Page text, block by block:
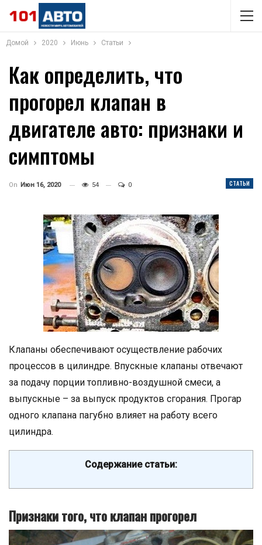
Домой 2020 Июнь Статьи
Как определить, что
прогорел клапан в
двигателе авто: признаки и
симптомы
СТАТЬИ
On Июн 16, 2020 54 0
Клапаны обеспечивают осуществление рабочих
процессов в цилиндре. Впускные клапаны отвечают
за подачу порции топливно-воздушной смеси, а
выпускные – за выпуск продуктов сгорания. Прогар
одного клапана пагубно влияет на работу всего
цилиндра.
Содержание статьи:
Признаки того, что клапан прогорел